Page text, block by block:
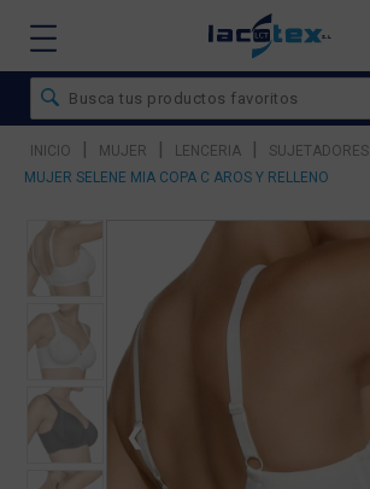
INICIO | MUJER | LENCERIA | SUJETADORES
MUJER SELENE MIA COPA C AROS Y RELLENO
❮